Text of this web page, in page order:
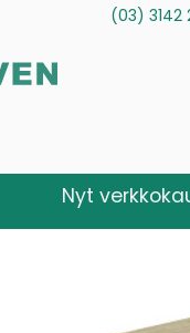
(03) 3142
Nyt